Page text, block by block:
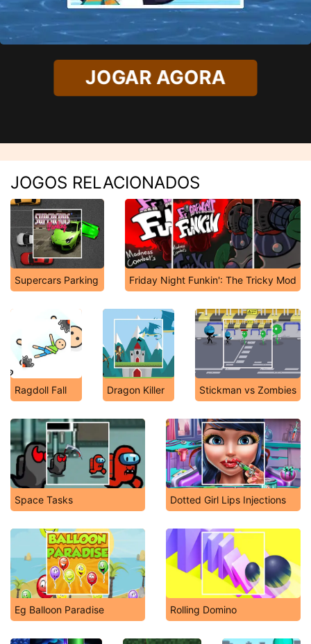
JOGAR AGORA
JOGOS RELACIONADOS
Supercars Parking Friday Night Funkin': The Tricky Mod
Ragdoll Fall Dragon Killer Stickman vs Zombies
Space Tasks Dotted Girl Lips Injections
Eg Balloon Paradise Rolling Domino